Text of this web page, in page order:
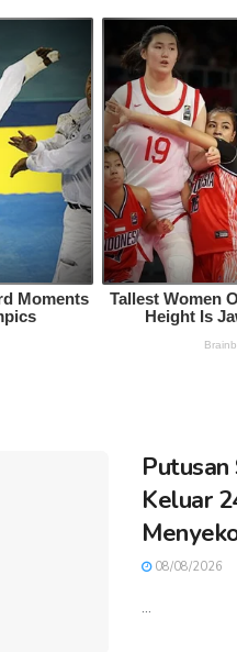
Putusan
Keluar
08/08/2026